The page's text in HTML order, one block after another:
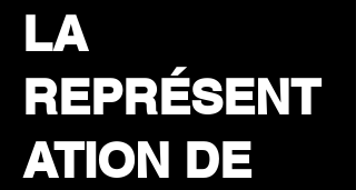
LA
REPRÉSENT
ATION DE